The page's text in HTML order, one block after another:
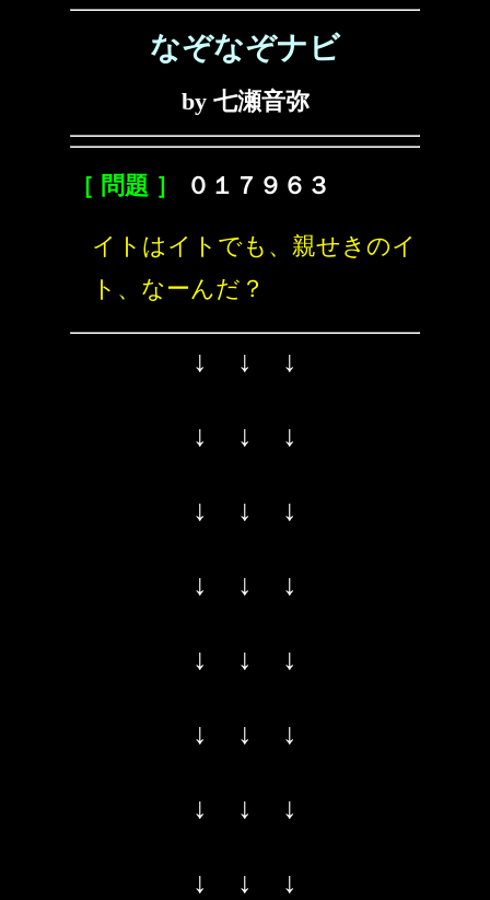
なぞなぞナビ
by 七瀬音弥
［ 問題 ］ ０１７９６３
イトはイトでも、親せきのイ
ト、なーんだ？
↓ ↓ ↓
↓ ↓ ↓
↓ ↓ ↓
↓ ↓ ↓
↓ ↓ ↓
↓ ↓ ↓
↓ ↓ ↓
↓ ↓ ↓